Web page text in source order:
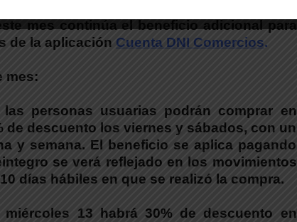
ofrece descuentos en comercios de
mes continúa el beneficio adicional para
de la aplicación Cuenta DNI Comercios.
mes:
personas usuarias podrán comprar en
descuento los viernes y sábados, con un
y semana. El beneficio se aplica pagando
se verá reflejado en los movimientos
días hábiles en que se realizó la compra.
13 habrá 30% de descuento en